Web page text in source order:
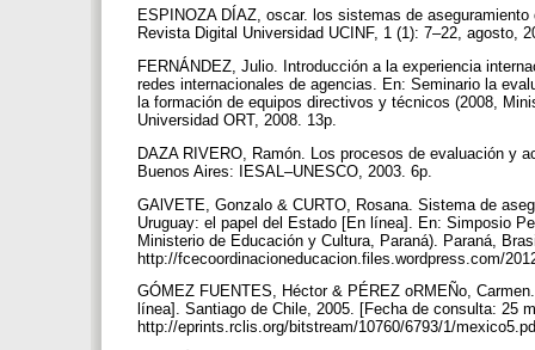
ESPINOZA DÍAZ, oscar. los sistemas de
Revista Digital Universidad UCINF, 1 (1): 7–22, agosto,
FERNÁNDEZ, Julio. Introducción a la experiencia
redes internacionales de agencias. En: Seminario la
la formación de equipos directivos y técnicos (2008,
Universidad ORT, 2008. 13p.
DAZA RIVERO, Ramón. Los procesos de evaluación y
Buenos Aires: IESAL–UNESCO, 2003. 6p.
GAlVETE, Gonzalo & CURTO, Rosana. Sistema de
Uruguay: el papel del Estado [En línea]. En: Simposio
Ministerio de Educación y Cultura, Paraná). Paraná,
http://fcecoordinacioneducacion.files.wordpress.com/
GÓMEZ FUENTES, Héctor & PÉREZ oRMEÑo,
línea]. Santiago de Chile, 2005. [Fecha de consulta: 25
http://eprints.rclis.org/bitstream/10760/6793/1/